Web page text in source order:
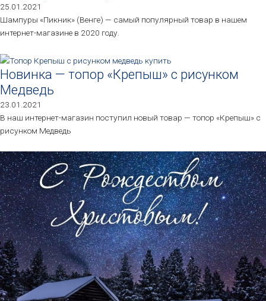
25.01.2021
Шампуры «Пикник» (Венге) — самый популярный товар в нашем
интернет-магазине в 2020 году.
Новинка — топор «Крепыш» с рисунком
Медведь
23.01.2021
В наш интернет-магазин поступил новый товар — топор «Крепыш» с
рисунком Медведь